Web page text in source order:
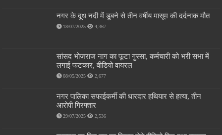
नगर के दूध नदी में डूबने से तीन वर्षीय मासूम की दर्दनाक मौत
18/07/2025 4,367
सांसद भोजराज नाग का फूटा गुस्सा, कर्मचारी को भरी सभा में
लगाई फटकार, वीडियो वायरल
08/05/2025 2,677
नगर पालिका सफाईकर्मी की धारदार हथियार से हत्या, तीन
आरोपी गिरफ्तार
29/07/2025 2,536